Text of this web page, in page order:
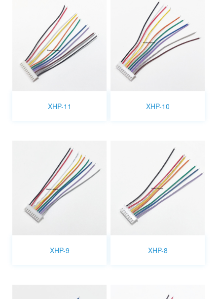
XHP-11 XHP-10
XHP-9 XHP-8